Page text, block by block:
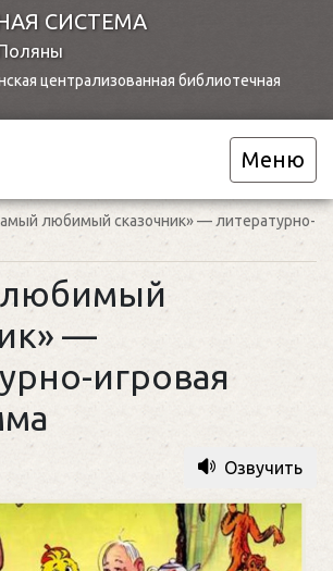
СИСТЕМА
централизованная библиотечная
Меню
любимый сказочник» — литературно-
—
игровая
Озвучить